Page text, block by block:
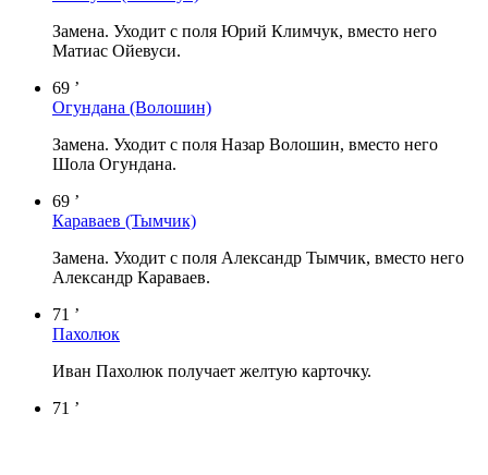
Замена. Уходит с поля Юрий Климчук, вместо него
Матиас Ойевуси.
69 ’
Огундана (Волошин)
Замена. Уходит с поля Назар Волошин, вместо него
Шола Огундана.
69 ’
Караваев (Тымчик)
Замена. Уходит с поля Александр Тымчик, вместо него
Александр Караваев.
71 ’
Пахолюк
Иван Пахолюк получает желтую карточку.
71 ’